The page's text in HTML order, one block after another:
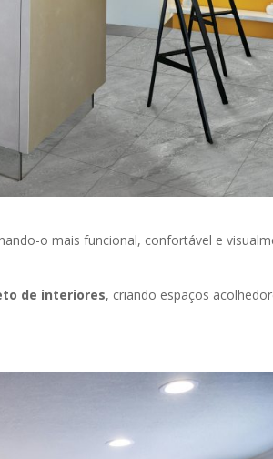
o mais funcional, confortável e
de interiores, criando espaços